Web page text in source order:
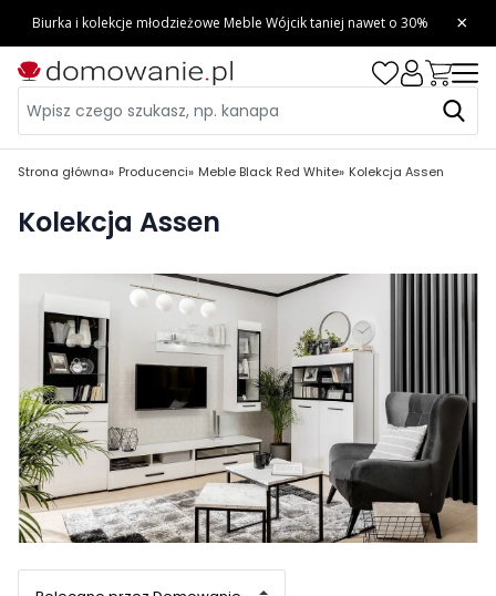
Strona główna Producenci Meble Black Red White Kolekcja Assen
Kolekcja Assen